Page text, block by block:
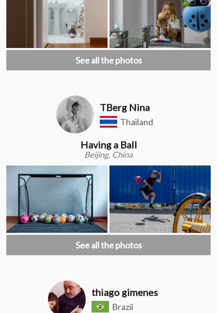
See all the photos
TBerg Nina
Thailand
Having a Ball
Beijing, China
See all the photos
thiago gimenes
Brazil